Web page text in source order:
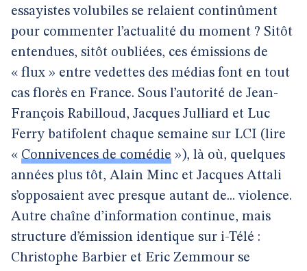
essayistes volubiles se relaient continûment
pour commenter l’actualité du moment ? Sitôt
entendues, sitôt oubliées, ces émissions de
« flux » entre vedettes des médias font en tout
cas florès en France. Sous l’autorité de Jean-
François Rabilloud, Jacques Julliard et Luc
Ferry batifolent chaque semaine sur LCI (lire
« Connivences de comédie »), là où, quelques
années plus tôt, Alain Minc et Jacques Attali
s’opposaient avec presque autant de... violence.
Autre chaîne d’information continue, mais
structure d’émission identique sur i-Télé :
Christophe Barbier et Eric Zemmour se